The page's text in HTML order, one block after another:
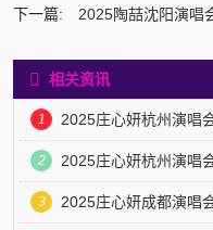
下一篇: 2025陶喆沈阳演唱
相关资讯
1 2025庄心妍杭州演唱
2 2025庄心妍杭州演唱
3 2025庄心妍成都演唱